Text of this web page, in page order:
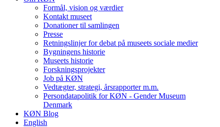
Formål, vision og værdier
Kontakt museet
Donationer til samlingen
Presse
Retningslinjer for debat på museets sociale medier
Bygningens historie
Museets historie
Forskningsprojekter
Job på KØN
Vedtægter, strategi, årsrapporter m.m.
Persondatapolitik for KØN - Gender Museum
Denmark
KØN Blog
English